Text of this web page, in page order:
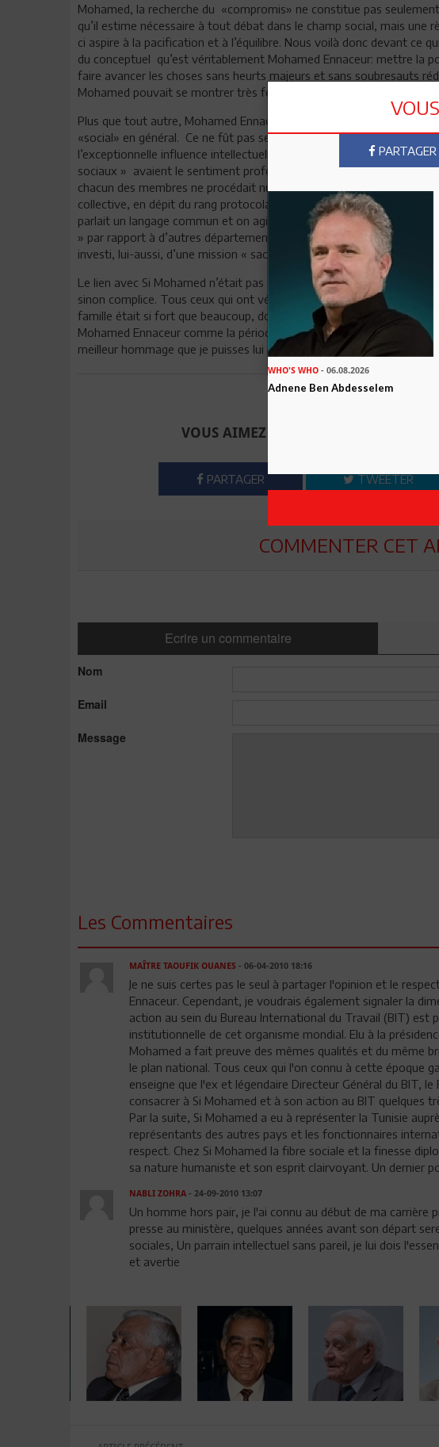
Mohamed, la recherche du «compromis» ne constitue pas
qu’il estime nécessaire à tout débat dans le champ social, mais une
ci aspire à la pacification et à l’équilibre. Nous voilà donc devant ce
du conceptuel qu’est véritablement Mohamed Ennaceur: mettre la
faire avancer les choses sans heurts majeurs et sans soubresauts
Mohamed pouvait se montrer très ferme à l’occasion.
Plus que tout autre, Mohamed Ennaceur aura marqué durablement
«social» en général. Ce ne fût pas seulement le fruit de la longévité,
l’exceptionnelle influence intellectuelle et morale que le Ministre
sociaux » avaient le sentiment profond qu’ils constituaient une
chacun des membres ne procédait nullement de la seule référence
collective, en dépit du rang protocolaire du Ministère et de quelques
parlait un langage commun et on agissait avec ferveur, malgré le
» par rapport à d’autres départements supposés plus « prestigieux
investi, lui-aussi, d’une mission « sacrée » et ambitionnait de ne pas
Le lien avec Si Mohamed n’était pas seulement hiérarchique ou
sinon complice. Tous ceux qui ont vécu cette période peuvent
famille était si fort que beaucoup, dont je suis, remémorent leur
Mohamed Ennaceur comme la période la plus heureuse ou la plus
meilleur hommage que je puisses lui rendre, sans trop froisser sa
VOUS AIMEZ CET ARTICLE ?
PARTAGER TWEETER
COMMENTER CET
Ecrire un commentaire
Nom
Email
Message
Les Commentaires
MAÎTRE TAOUFIK OUANES - 06-04-2010 18:16
Je ne suis certes pas le seul à partager l'opinion et le
Ennaceur. Cependant, je voudrais également signaler la
action au sein du Bureau International du Travail (BIT) est
institutionnelle de cet organisme mondial. Elu à la
Mohamed a fait preuve des mêmes qualités et du même
le plan national. Tous ceux qui l'on connu à cette époque
enseigne que l'ex et légendaire Directeur Général du BIT,
consacrer à Si Mohamed et à son action au BIT quelques
Par la suite, Si Mohamed a eu à représenter la Tunisie
représentants des autres pays et les fonctionnaires
respect. Chez Si Mohamed la fibre sociale et la finesse
sa nature humaniste et son esprit clairvoyant. Un dernier
NABLI ZOHRA- 24-09-2010 13:07
Un homme hors pair, je l'ai connu au début de ma carrière
presse au ministère, quelques années avant son départ
sociales, Un parrain intellectuel sans pareil, je lui dois
et avertie
PARTAGER
WHO'S WHO - 06.08.2026
Adnene Ben Abdesselem